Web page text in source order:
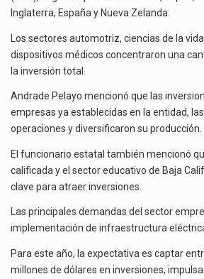
Inglaterra, España y Nueva Zelanda.
Los sectores automotriz, ciencias de la
dispositivos médicos concentraron una
la inversión total.
Andrade Pelayo mencionó que las
empresas ya establecidas en la entidad,
operaciones y diversificaron su producción.
El funcionario estatal también mencionó
calificada y el sector educativo de Baja
clave para atraer inversiones.
Las principales demandas del sector
implementación de infraestructura
Para este año, la expectativa es captar
millones de dólares en inversiones,